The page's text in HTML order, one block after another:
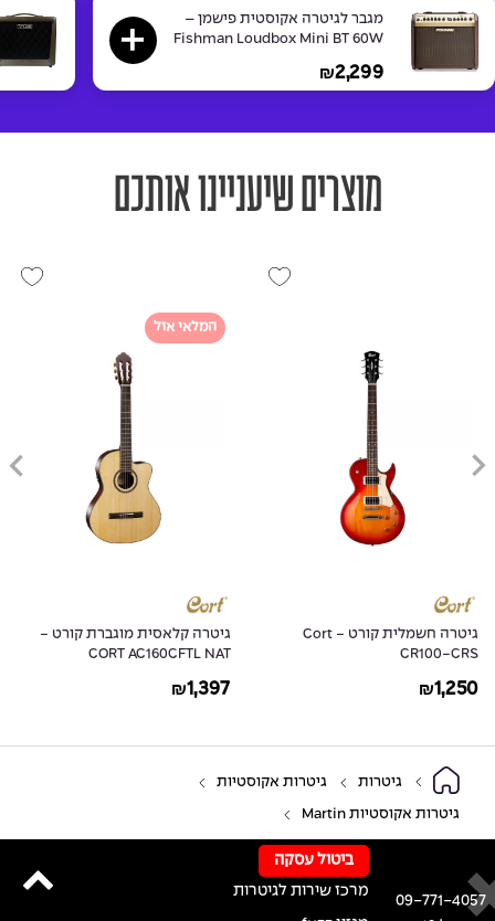
מגבר לגיטרה אקוסטית פישמן –
Fishman Loudbox Mini BT 60W
₪2,299
מוצרים שיעניינו אותכם
גיטרה חשמלית קורט - Cort
CR100-CRS
₪1,250
המלאי אזל
גיטרה קלאסית מוגברת קורט -
CORT AC160CFTL NAT
₪1,397
גיטרות גיטרות אקוסטיות
גיטרות אקוסטיות Martin
09-771-4057
ביטול עסקה
מרכז שירות לגיטרות